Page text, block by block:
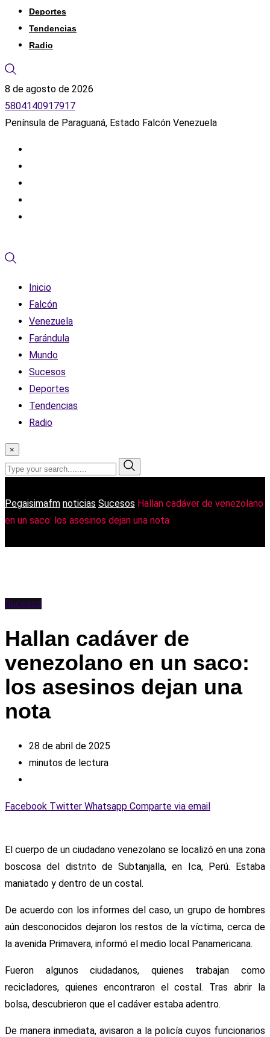
Deportes
Tendencias
Radio
8 de agosto de 2026
5804140917917
Península de Paraguaná, Estado Falcón Venezuela
Inicio
Falcón
Venezuela
Farándula
Mundo
Sucesos
Deportes
Tendencias
Radio
×
Pegaisimafm noticias Sucesos Hallan cadáver de venezolano
en un saco: los asesinos dejan una nota
Sucesos
Hallan cadáver de
venezolano en un saco:
los asesinos dejan una
nota
28 de abril de 2025
minutos de lectura
Facebook Twitter Whatsapp Comparte via email
El cuerpo de un ciudadano venezolano se localizó en una zona
boscosa del distrito de Subtanjalla, en Ica, Perú. Estaba
maniatado y dentro de un costal.
De acuerdo con los informes del caso, un grupo de hombres
aún desconocidos dejaron los restos de la víctima, cerca de
la avenida Primavera, informó el medio local Panamericana.
Fueron algunos ciudadanos, quienes trabajan como
recicladores, quienes encontraron el costal. Tras abrir la
bolsa, descubrieron que el cadáver estaba adentro.
De manera inmediata, avisaron a la policía cuyos funcionarios